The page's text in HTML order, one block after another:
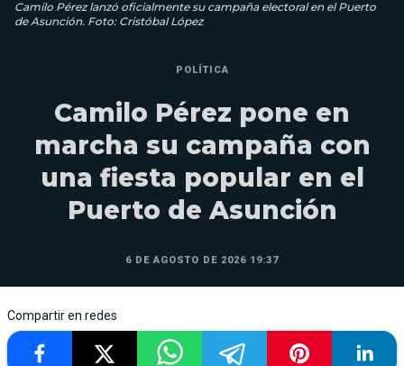
Camilo Pérez lanzó oficialmente su campaña electoral en el Puerto
de Asunción. Foto: Cristóbal López
POLÍTICA
Camilo Pérez pone en
marcha su campaña con
una fiesta popular en el
Puerto de Asunción
6 DE AGOSTO DE 2026 19:37
Compartir en redes